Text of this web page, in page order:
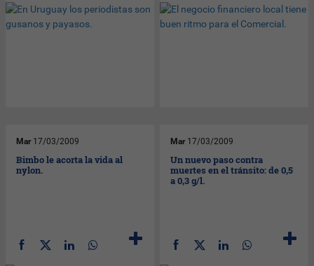
Mar 17/03/2009
Bimbo le acorta la vida al
nylon.
Mar 17/03/2009
Un nuevo paso contra
muertes en el tránsito: de 0,5
a 0,3 g/l.